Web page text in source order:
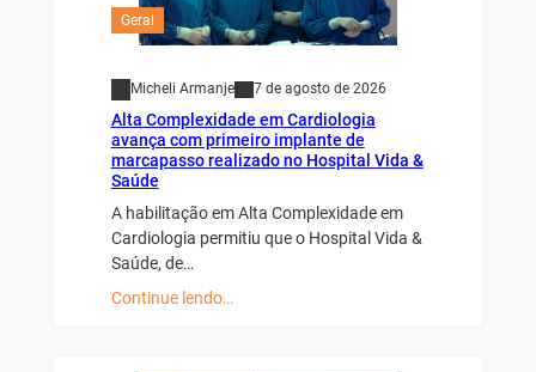
Geral
Micheli Armanje 7 de agosto de 2026
Alta Complexidade em Cardiologia
avança com primeiro implante de
marcapasso realizado no Hospital Vida &
Saúde
A habilitação em Alta Complexidade em
Cardiologia permitiu que o Hospital Vida &
Saúde, de…
Continue lendo…